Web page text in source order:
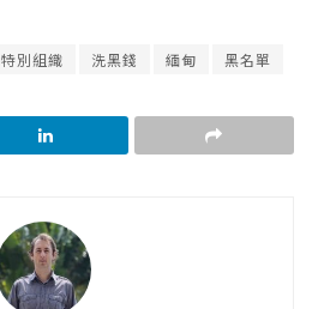
別組織 洗黑錢 緬甸 黑名單